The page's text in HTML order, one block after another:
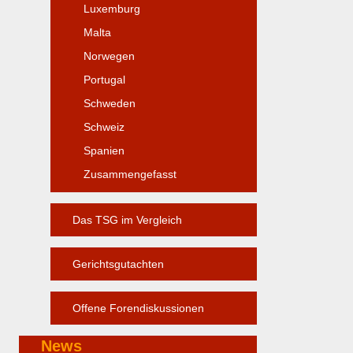
Luxemburg
Malta
Norwegen
Portugal
Schweden
Schweiz
Spanien
Zusammengefasst
Das TSG im Vergleich
Gerichtsgutachten
Offene Forendiskussionen
News